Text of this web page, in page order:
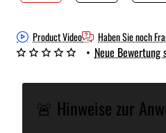
Product Video Haben Sie noch
🚨 Hinweise zur
• Neue Bewertung